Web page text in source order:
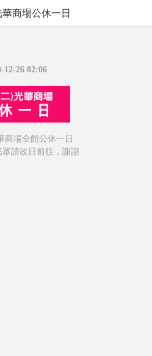
華商場公休一日
12-26 02:06
商場全館公休一日
請改日前往，謝謝